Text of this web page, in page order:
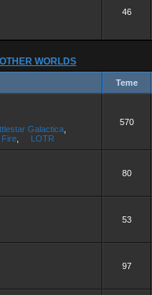
46
OTHER WORLDS
Teme
Galactica
Fire LOTR
570
80
53
97